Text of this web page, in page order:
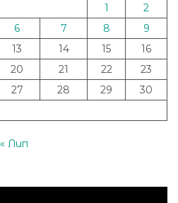
1
2
6 7 8
9
13 14 15
16
20 21 22
23
27 28 29
30
« Лип